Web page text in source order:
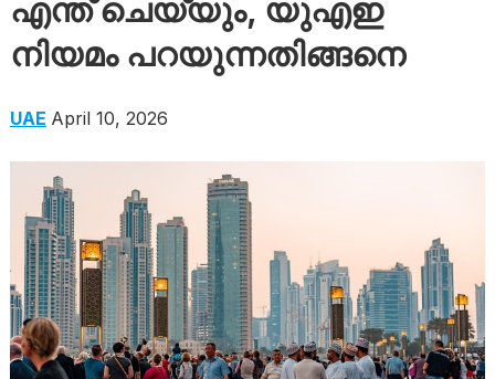
എന്ത് ചെയ്യും, യുഎഇ
നിയമം പറയുന്നതിങ്ങനെ
UAE April 10, 2026